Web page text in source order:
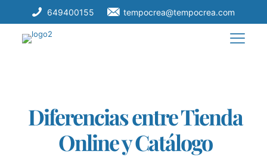
649400155 tempocrea@tempocrea.com
Diferencias entre Tienda
Online y Catálogo